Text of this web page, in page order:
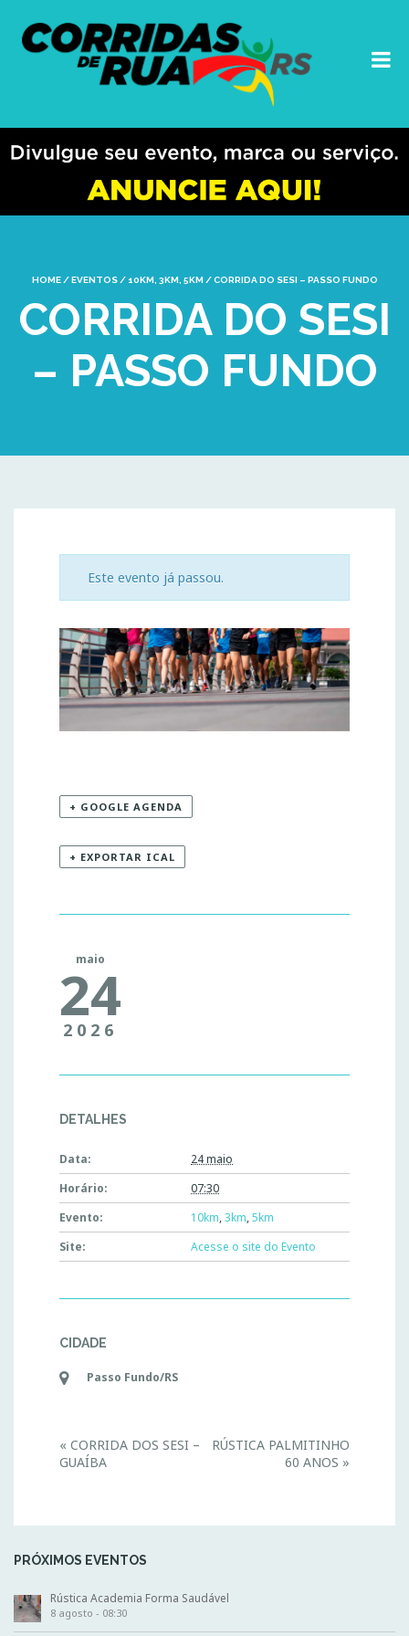
HOME / EVENTOS / 10KM 3KM 5KM / CORRIDA DO SESI – PASSO FUNDO
CORRIDA DO SESI
– PASSO FUNDO
Este evento já passou.
+ GOOGLE AGENDA
+ EXPORTAR ICAL
maio
24
2026
DETALHES
Data:
24 maio
Horário:
07:30
Evento:
10km,3km,5km
Site:
Acesse o site do Evento
CIDADE
Passo Fundo/RS
v
e
g
t
i
o
« CORRIDA DOS SESI –
GUAÍBA
RÚSTICA PALMITINHO
60 ANOS »
PRÓXIMOS EVENTOS
Rústica Academia Forma Saudável
8 agosto - 08:30